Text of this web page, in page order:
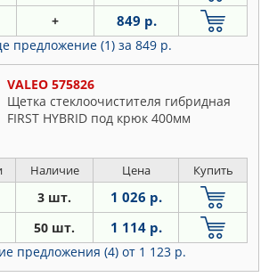
+ 849 р.
предложение (1) за 849 р.
VALEO 575826
Щетка стеклоочистителя гибридная
FIRST HYBRID под крюк 400мм
Наличие Цена Купить
3 шт. 1 026 р.
50 шт. 1 114 р.
предложения (4) от 1 123 р.